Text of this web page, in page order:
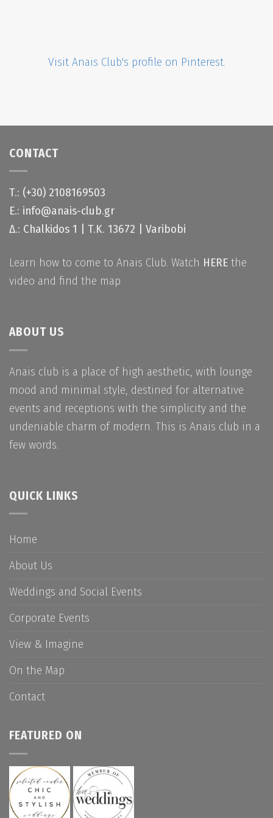
Visit Anais Club's profile on Pinterest.
CONTACT
Τ.: (+30) 2108169503
Ε.: info@anais-club.gr
Δ.: Chalkidos 1 | Τ.Κ. 13672 | Varibobi
Learn how to come to Anais Club. Watch HERE the
video and find the map
ABOUT US
Anais club is a place of high aesthetic, with lounge
mood and minimal style, destined for alternative
events and receptions with the simplicity and the
undeniable charm of modern. This is Anais club in a
few words.
QUICK LINKS
Home
About Us
Weddings and Social Events
Corporate Events
View & Imagine
On the Map
Contact
FEATURED ON